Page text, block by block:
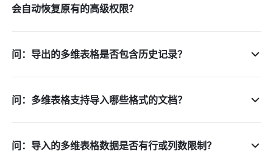
会自动恢复原有的高级权限？
问：导出的多维表格是否包含历史记录？
问：多维表格支持导入哪些格式的文档？
问：导入的多维表格数据是否有行或列数限制？